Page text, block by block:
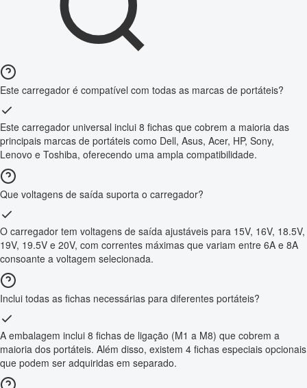
Este carregador é compatível com todas as marcas de portáteis?
Este carregador universal inclui 8 fichas que cobrem a maioria das
principais marcas de portáteis como Dell, Asus, Acer, HP, Sony,
Lenovo e Toshiba, oferecendo uma ampla compatibilidade.
Que voltagens de saída suporta o carregador?
O carregador tem voltagens de saída ajustáveis para 15V, 16V, 18.5V,
19V, 19.5V e 20V, com correntes máximas que variam entre 6A e 8A
consoante a voltagem selecionada.
Inclui todas as fichas necessárias para diferentes portáteis?
A embalagem inclui 8 fichas de ligação (M1 a M8) que cobrem a
maioria dos portáteis. Além disso, existem 4 fichas especiais opcionais
que podem ser adquiridas em separado.